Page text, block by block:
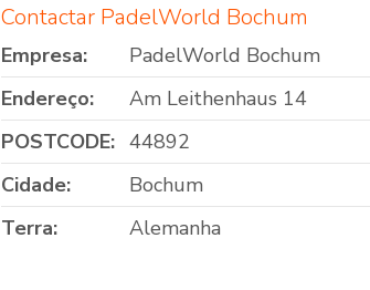
Contactar PadelWorld Bochum
Empresa:
PadelWorld Bochum
Endereço:
Am Leithenhaus 14
POSTCODE: 44892
Cidade:
Bochum
Terra:
Alemanha